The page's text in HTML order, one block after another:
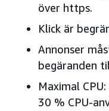
över https.
Klick är
Annonser
begäranden
Maximal
30 % CPU-